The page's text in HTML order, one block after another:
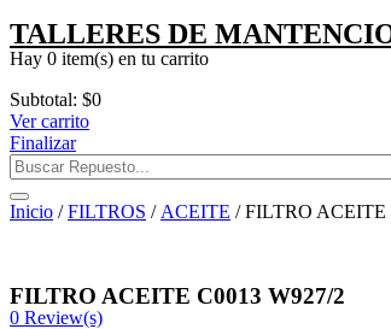
TALLERES DE
Hay 0 item(s) en tu carrito
Subtotal: $0
Ver carrito
Finalizar
Inicio /FILTROS / ACEITE / FILTRO ACEITE
FILTRO ACEITE C0013 W927/2
0 Review(s)